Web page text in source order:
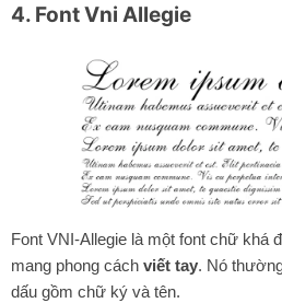
4. Font Vni Allegie
Font VNI-Allegie là một font chữ khá
mang phong cách viết tay. Nó
dấu gồm chữ ký và tên.